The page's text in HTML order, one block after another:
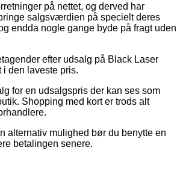
på nettet, og derved har
salgsværdien på specielt deres
endda nogle gange byde på fragt uden
efter udsalg på Black Laser
i den laveste pris.
for en udsalgspris der kan ses som
Shopping med kort er trods alt
alternativ mulighed bør du benytte en
betalingen senere.